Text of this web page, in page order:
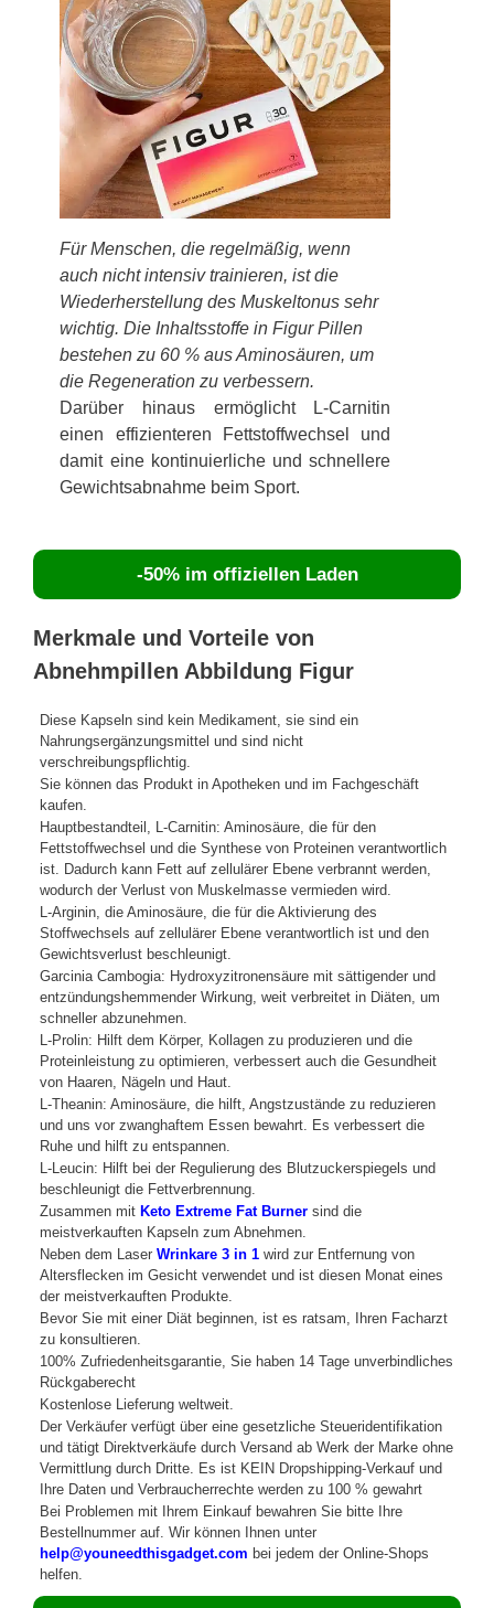
Für Menschen, die regelmäßig, wenn
auch nicht intensiv trainieren, ist die
Wiederherstellung des Muskeltonus sehr
wichtig. Die Inhaltsstoffe in Figur Pillen
bestehen zu 60 % aus Aminosäuren, um
die Regeneration zu verbessern.
Darüber hinaus ermöglicht L-Carnitin
einen effizienteren Fettstoffwechsel und
damit eine kontinuierliche und schnellere
Gewichtsabnahme beim Sport.
-50% im offiziellen Laden
Merkmale und Vorteile von
Abnehmpillen Abbildung Figur
Diese Kapseln sind kein Medikament, sie sind ein
Nahrungsergänzungsmittel und sind nicht
verschreibungspflichtig.
Sie können das Produkt in Apotheken und im Fachgeschäft
kaufen.
Hauptbestandteil, L-Carnitin: Aminosäure, die für den
Fettstoffwechsel und die Synthese von Proteinen verantwortlich
ist. Dadurch kann Fett auf zellulärer Ebene verbrannt werden,
wodurch der Verlust von Muskelmasse vermieden wird.
L-Arginin, die Aminosäure, die für die Aktivierung des
Stoffwechsels auf zellulärer Ebene verantwortlich ist und den
Gewichtsverlust beschleunigt.
Garcinia Cambogia: Hydroxyzitronensäure mit sättigender und
entzündungshemmender Wirkung, weit verbreitet in Diäten, um
schneller abzunehmen.
L-Prolin: Hilft dem Körper, Kollagen zu produzieren und die
Proteinleistung zu optimieren, verbessert auch die Gesundheit
von Haaren, Nägeln und Haut.
L-Theanin: Aminosäure, die hilft, Angstzustände zu reduzieren
und uns vor zwanghaftem Essen bewahrt. Es verbessert die
Ruhe und hilft zu entspannen.
L-Leucin: Hilft bei der Regulierung des Blutzuckerspiegels und
beschleunigt die Fettverbrennung.
Zusammen mit Keto Extreme Fat Burner sind die
meistverkauften Kapseln zum Abnehmen.
Neben dem Laser Wrinkare 3 in 1 wird zur Entfernung von
Altersflecken im Gesicht verwendet und ist diesen Monat eines
der meistverkauften Produkte.
Bevor Sie mit einer Diät beginnen, ist es ratsam, Ihren Facharzt
zu konsultieren.
100% Zufriedenheitsgarantie, Sie haben 14 Tage unverbindliches
Rückgaberecht
Kostenlose Lieferung weltweit.
Der Verkäufer verfügt über eine gesetzliche Steueridentifikation
und tätigt Direktverkäufe durch Versand ab Werk der Marke ohne
Vermittlung durch Dritte. Es ist KEIN Dropshipping-Verkauf und
Ihre Daten und Verbraucherrechte werden zu 100 % gewahrt
Bei Problemen mit Ihrem Einkauf bewahren Sie bitte Ihre
Bestellnummer auf. Wir können Ihnen unter
help@youneedthisgadget.com bei jedem der Online-Shops
helfen.